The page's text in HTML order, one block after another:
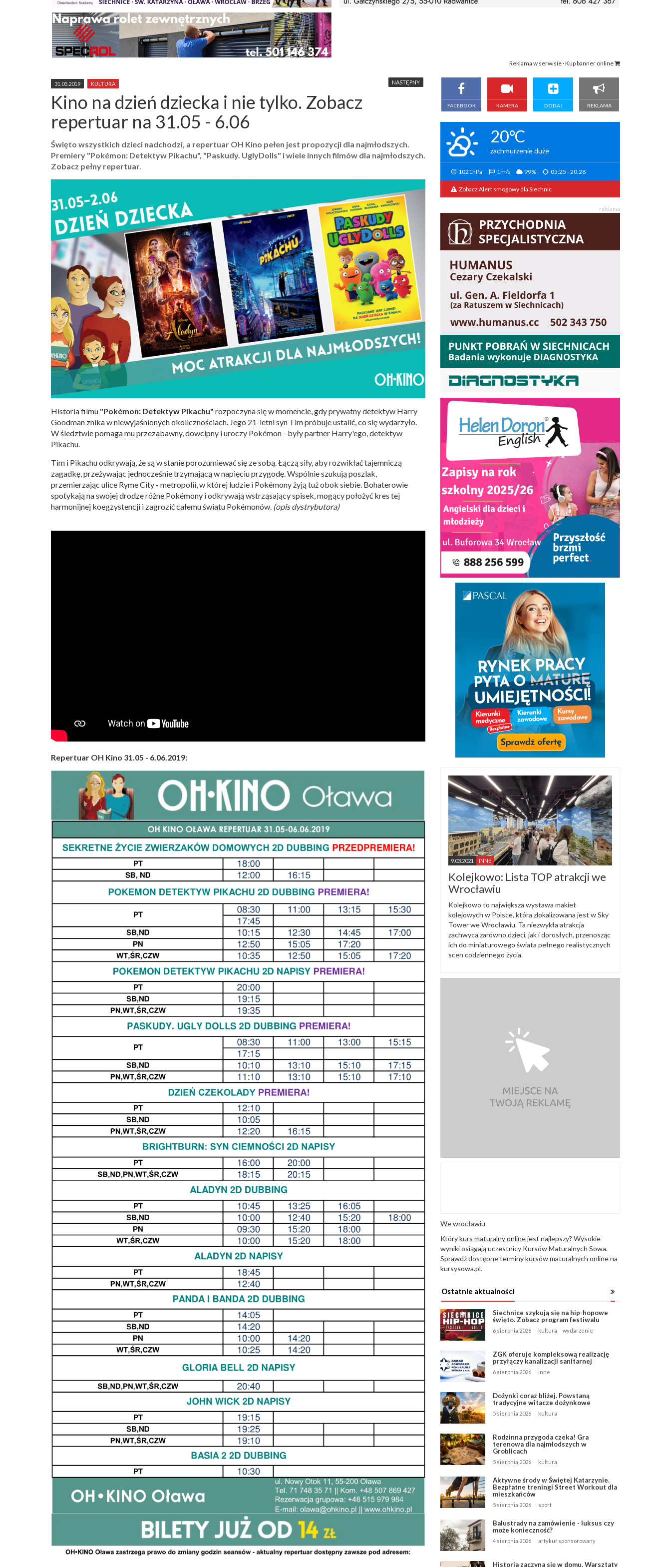
Reklama w serwisie · Kup banner online
NASTĘPNY
31.05.2019 KULTURA
Kino na dzień dziecka i nie tylko. Zobacz
repertuar na 31.05 - 6.06
Święto wszystkich dzieci nadchodzi, a repertuar OH Kino pełen jest propozycji dla najmłodszych.
Premiery "Pokémon: Detektyw Pikachu", "Paskudy. UglyDolls" i wiele innych filmów dla najmłodszych.
Zobacz pełny repertuar.
Historia filmu "Pokémon: Detektyw Pikachu" rozpoczyna się w momencie, gdy prywatny detektyw Harry
Goodman znika w niewyjaśnionych okolicznościach. Jego 21-letni syn Tim próbuje ustalić, co się wydarzyło.
W śledztwie pomaga mu przezabawny, dowcipny i uroczy Pokémon - były partner Harry'ego, detektyw
Pikachu.
Tim i Pikachu odkrywają, że są w stanie porozumiewać się ze sobą. Łączą siły, aby rozwikłać tajemniczą
zagadkę, przeżywając jednocześnie trzymającą w napięciu przygodę. Wspólnie szukują poszlak,
przemierzając ulice Ryme City - metropolii, w której ludzie i Pokémony żyją tuż obok siebie. Bohaterowie
spotykają na swojej drodze różne Pokémony i odkrywają wstrząsający spisek, mogący położyć kres tej
harmonijnej koegzystencji i zagrozić całemu światu Pokémonów. (opis dystrybutora)
Repertuar OH Kino 31.05 - 6.06.2019:
FACEBOOK KAMERA DODAJ REKLAMA
20°C
zachmurzenie duże
1021hPa 1m/s 99% 05:25 - 20:28
Zobacz Alert smogowy dla Siechnic
reklama
9.03.2021 INNE
Kolejkowo: Lista TOP atrakcji we
Wrocławiu
Kolejkowo to największa wystawa makiet
kolejowych w Polsce, która zlokalizowana jest w Sky
Tower we Wrocławiu. Ta niezwykła atrakcja
zachwyca zarówno dzieci, jak i dorosłych, przenosząc
ich do miniaturowego świata pełnego realistycznych
scen codziennego życia.
We wrocławiu
Którykurs maturalny onlinejest najlepszy? Wysokie
wyniki osiągają uczestnicy Kursów Maturalnych Sowa.
Sprawdź dostępne terminy kursów maturalnych online na
kursysowa.pl.
Ostatnie aktualności
Siechnice szykują się na hip-hopowe
święto. Zobacz program festiwalu
6 sierpnia 2026 kultura wydarzenie
ZGK oferuje kompleksową realizację
przyłączy kanalizacji sanitarnej
6 sierpnia 2026 inne
Dożynki coraz bliżej. Powstaną
tradycyjne witacze dożynkowe
5 sierpnia 2026 kultura
Rodzinna przygoda czeka! Gra
terenowa dla najmłodszych w
Groblicach
5 sierpnia 2026 kultura
Aktywne środy w Świętej Katarzynie.
Bezpłatne treningi Street Workout dla
mieszkańców
5 sierpnia 2026 sport
Balustrady na zamówienie - luksus czy
może konieczność?
4 sierpnia 2026 artykuł sponsorowany
Historia zaczyna się w domu. Warsztaty